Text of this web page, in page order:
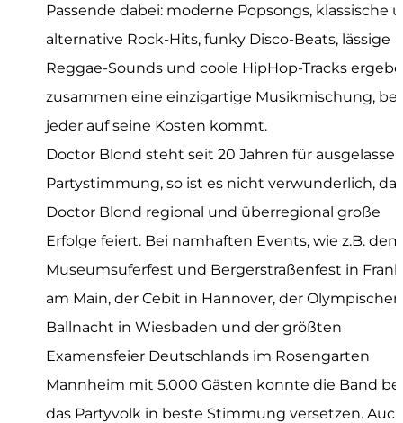
Passende dabei: moderne Popsongs, klassische
alternative Rock-Hits, funky Disco-Beats, lässige
Reggae-Sounds und coole HipHop-Tracks
zusammen eine einzigartige Musikmischung,
jeder auf seine Kosten kommt.
Doctor Blond steht seit 20 Jahren für
Partystimmung, so ist es nicht verwunderlich,
Doctor Blond regional und überregional große
Erfolge feiert. Bei namhaften Events, wie z.B. dem
Museumsuferfest und Bergerstraßenfest in
am Main, der Cebit in Hannover, der Olympischen
Ballnacht in Wiesbaden und der größten
Examensfeier Deutschlands im Rosengarten
Mannheim mit 5.000 Gästen konnte die Band
das Partyvolk in beste Stimmung versetzen.